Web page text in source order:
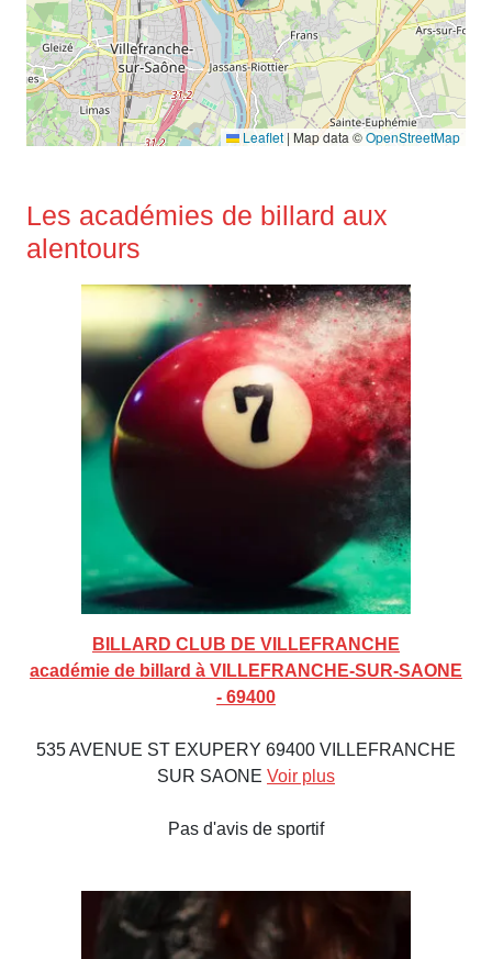
Leaflet | Map data ©OpenStreetMap
Les académies de billard aux
alentours
BILLARD CLUB DE VILLEFRANCHE
académie de billard à VILLEFRANCHE-SUR-SAONE
- 69400
535 AVENUE ST EXUPERY 69400 VILLEFRANCHE
SUR SAONE Voir plus
Pas d'avis de sportif